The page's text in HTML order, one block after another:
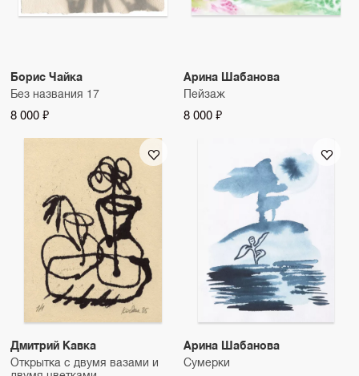
Борис Чайка
Без названия 17
8 000 ₽
Арина Шабанова
Пейзаж
8 000 ₽
Дмитрий Кавка
Открытка с двумя вазами и
Арина Шабанова
Сумерки